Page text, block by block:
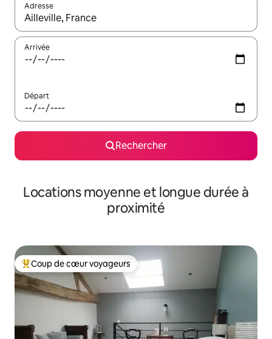
Adresse
Lorsque les résultats s'affichent, utilisez les flèches vers le
Arrivée
Départ
Rechercher
Locations moyenne et longue durée à
proximité
Coups de cœur voyageurs les plus appréciés
Coup de cœur voyageurs